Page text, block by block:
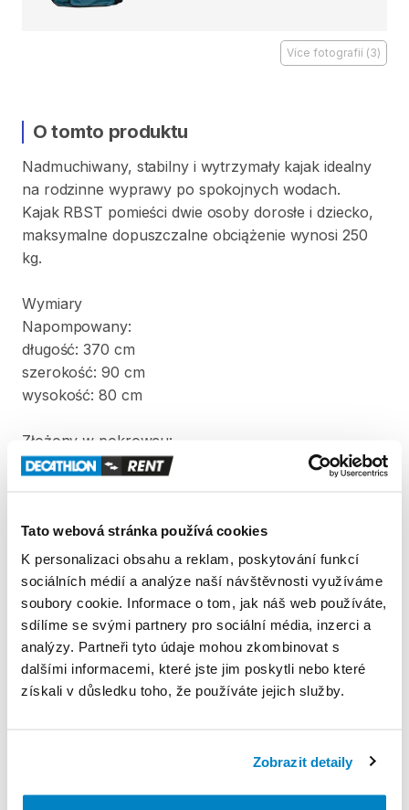
Tato webová stránka používá cookies
K personalizaci obsahu a reklam, poskytování funkcí
sociálních médií a analýze naší návštěvnosti využíváme
soubory cookie. Informace o tom, jak náš web používáte,
sdílíme se svými partnery pro sociální média, inzerci a
analýzy. Partneři tyto údaje mohou zkombinovat s
dalšími informacemi, které jste jim poskytli nebo které
získali v důsledku toho, že používáte jejich služby.
Zobrazit detaily
Více fotografií (3)
O tomto produktu
Nadmuchiwany​,​ stabilny i wytrzymały kajak idealny
na rodzinne wyprawy po spokojnych wodach.
Kajak RBST pomieści dwie osoby dorosłe i dziecko​,​
maksymalne dopuszczalne obciążenie wynosi 250
kg.
Wymiary
Napompowany:
długość: 370 cm
szerokość: 90 cm
wysokość: 80 cm
Złożony w pokrowcu:
długość: 90 cm
Waga: 22 kg
W komplecie z kajakiem znajdują się dwa wiosła i
pompka.
Pravidla Decathlon Rent
Podmínky pronájmu